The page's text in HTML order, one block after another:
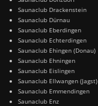
Saunaclub Drackenstein
Saunaclub Dürnau
Saunaclub Eberdingen
Saunaclub Echterdingen
Saunaclub Ehingen (Donau)
Saunaclub Ehningen
Saunaclub Eislingen
Saunaclub Ellwangen (Jagst)
Saunaclub Emmendingen
Saunaclub Enz